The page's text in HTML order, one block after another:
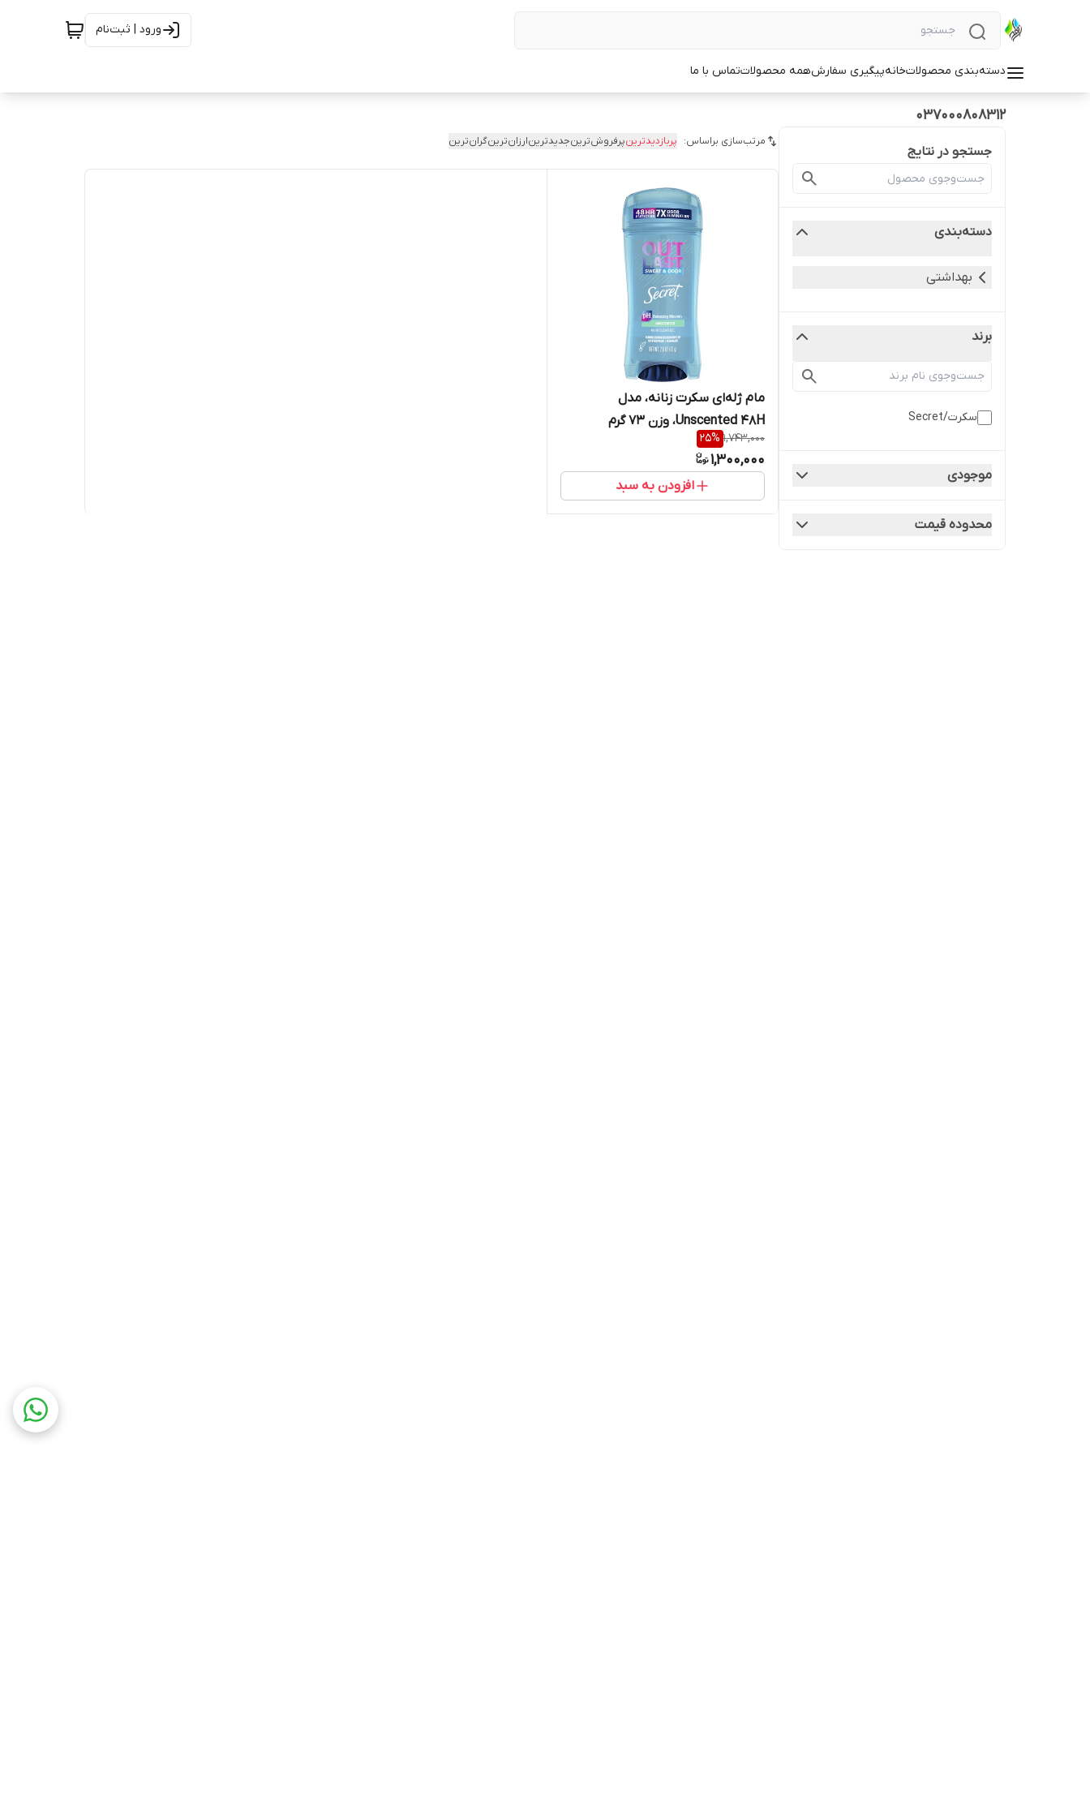
ورود | ثبت‌نام
دسته‌بندی محصولاتخانهپیگیری سفارشهمه محصولاتتماس با ما
037000808312
جستجو در نتایج
دسته‌بندی
بهداشتی
برند
سکرت/Secret
موجودی
محدوده قیمت
مرتب‌سازی براساس: پربازدیدترینپرفروش‌ترینجدیدترینارزان‌ترینگران‌ترین
مام ژله‌ای سکرت زنانه، مدل
Unscented 48H، وزن 73 گرم
1,743,000
25%
1,300,000
افزودن به سبد